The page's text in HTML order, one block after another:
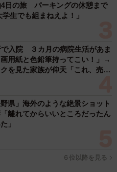
当に嬉しくて、大切にしな
る思いがしました」
は数日間ケージ越しに対面し
当に可愛がってくれました。
をするのが本当に可愛いんで
んはさらに2匹の猫を迎えた
く見てくれる。ただ、実は4匹
レーシア移住を報告した菊地亜
入学するこのタイミングで挑
ぶら→ホームの隅に何やら「ドロ